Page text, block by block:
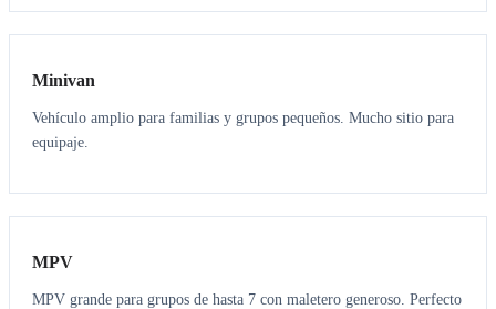
6 5
Minivan
Vehículo amplio para familias y grupos pequeños. Mucho sitio para
equipaje.
7 7
MPV
MPV grande para grupos de hasta 7 con maletero generoso. Perfecto